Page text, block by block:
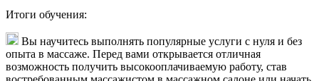
Итоги обучения:
Вы научитесь выполнять популярные услуги с нуля и без
опыта в массаже. Перед вами открывается отличная
возможность получить высокооплачиваемую работу, став